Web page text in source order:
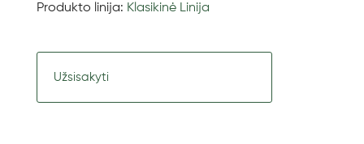
Produkto linija: Klasikinė Linija
Užsisakyti